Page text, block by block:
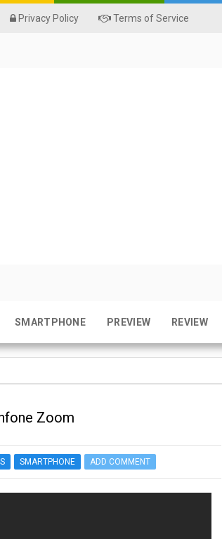
Privacy Policy Terms of Service
SMARTPHONE PREVIEW REVIEW
Zoom
SMARTPHONE ADD COMMENT